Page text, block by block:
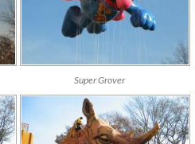
Super Grover